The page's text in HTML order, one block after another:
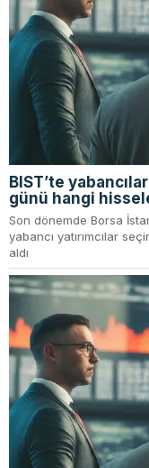
BIST’te
günü hangi
Son dönemde Borsa
yabancı yatırımcılar
aldı